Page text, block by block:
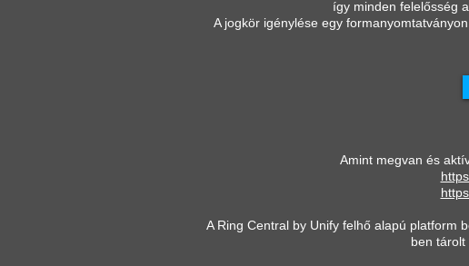
így minden felelősség
A jogkör igénylése egy
Amint megvan és
A Ring Central by Unify felhő alapú platform
ben tárolt